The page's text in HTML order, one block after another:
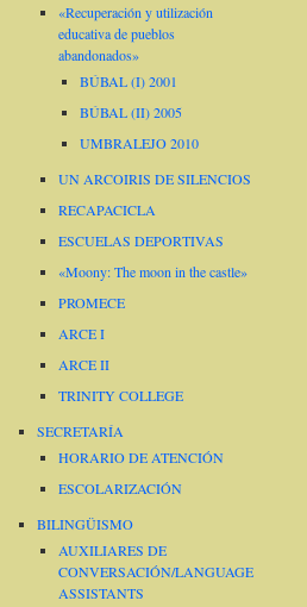
«Recuperación y utilización
educativa de pueblos
abandonados»
BÚBAL (I) 2001
BÚBAL (II) 2005
UMBRALEJO 2010
UN ARCOIRIS DE SILENCIOS
RECAPACICLA
ESCUELAS DEPORTIVAS
«Moony: The moon in the castle»
PROMECE
ARCE I
ARCE II
TRINITY COLLEGE
SECRETARÍA
HORARIO DE ATENCIÓN
ESCOLARIZACIÓN
BILINGÜISMO
AUXILIARES DE
CONVERSACIÓN/LANGUAGE
ASSISTANTS